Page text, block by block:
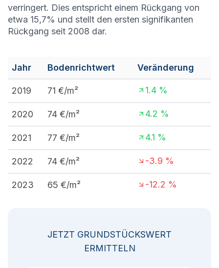
verringert. Dies entspricht einem Rückgang von
etwa 15,7% und stellt den ersten signifikanten
Rückgang seit 2008 dar.
Jahr Bodenrichtwert Veränderung
2019 71 €/m² 1.4 %
2020 74 €/m² 4.2 %
2021 77 €/m² 4.1 %
2022 74 €/m² -3.9 %
2023 65 €/m² -12.2 %
JETZT GRUNDSTÜCKSWERT
ERMITTELN